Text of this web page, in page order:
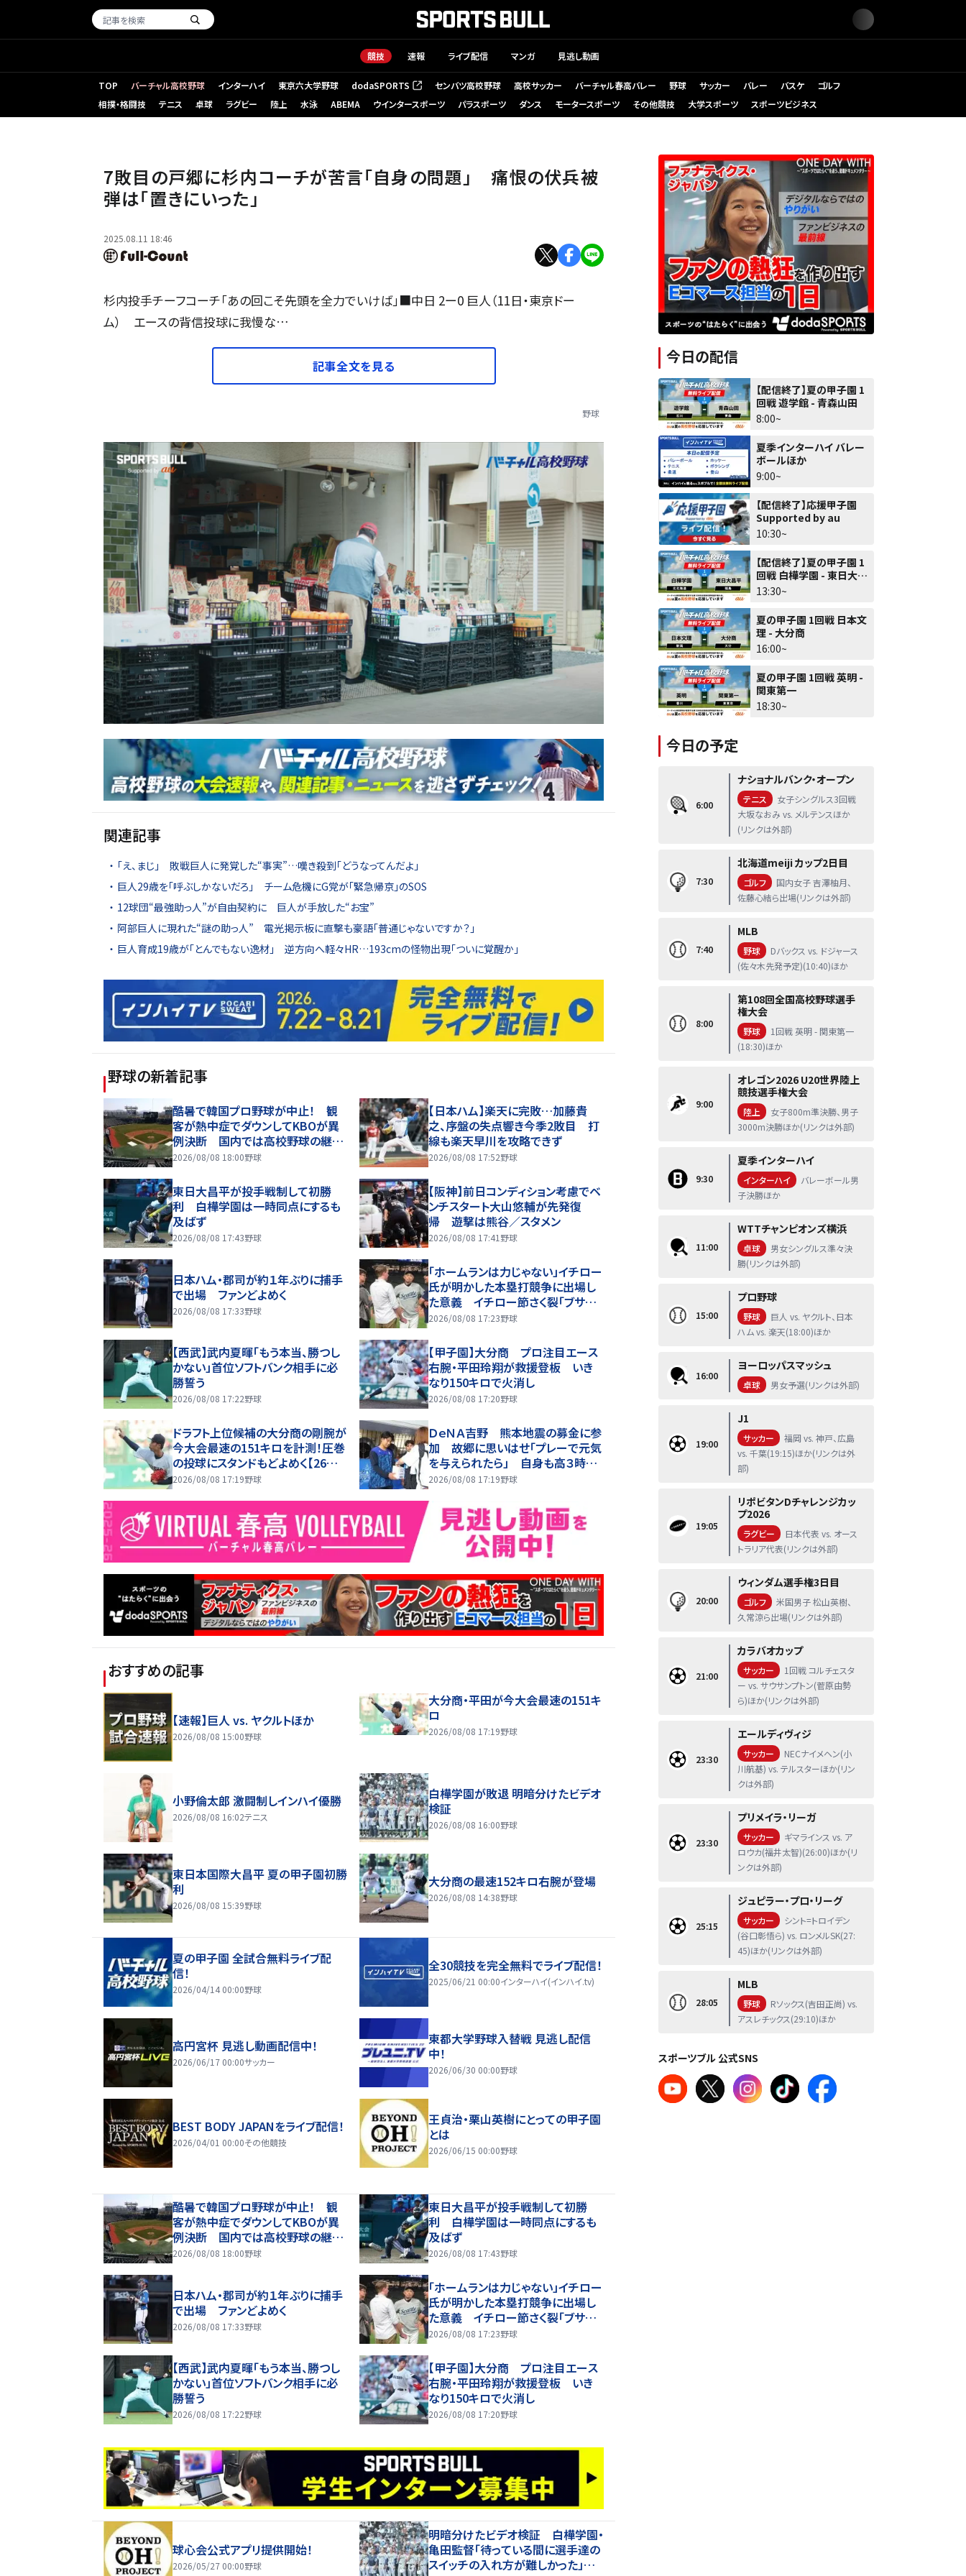
競技 速報 ライブ配信 マンガ 見逃し動画
TOP バーチャル高校野球 インターハイ 東京六大学野球 dodaSPORTS
（新しいタブで開く） センバツ高校野球 高校サッカー バーチャル春高バレー 野球 サッカー バレー バスケ
ゴルフ
相撲・格闘技
テニス 卓球 ラグビー 陸上 水泳 ABEMA ウインタースポーツ パラスポーツ ダンス モータースポーツ その他競技 大学スポーツ スポーツビジネス
7敗目の戸郷に杉内コーチが苦言「自身の問題」 痛恨の伏兵被
弾は「置きにいった」
2025.08.11 18:46
杉内投手チーフコーチ「あの回こそ先頭を全力でいけば」■中日 2ー0 巨人（11日・東京ドー
ム） エースの背信投球に我慢な…
記事全文を見る
野球
関連記事
「え、まじ」 敗戦巨人に発覚した“事実”…嘆き殺到「どうなってんだよ」
巨人29歳を「呼ぶしかないだろ」 チーム危機にG党が「緊急帰京」のSOS
12球団“最強助っ人”が自由契約に 巨人が手放した“お宝”
阿部巨人に現れた“謎の助っ人” 電光掲示板に直撃も豪語「普通じゃないですか？」
巨人育成19歳が「とんでもない逸材」 逆方向へ軽々HR…193cmの怪物出現「ついに覚醒か」
野球の新着記事
酷暑で韓国プロ野球が中止！ 観
客が熱中症でダウンしてKBOが異
例決断 国内では高校野球の継続
に衝撃広まる「学生は休めない」
2026/08/08 18:00野球
【日本ハム】楽天に完敗…加藤貴
之、序盤の失点響き今季2敗目 打
線も楽天早川を攻略できず
2026/08/08 17:52野球
東日大昌平が投手戦制して初勝
利 白樺学園は一時同点にするも
及ばず
2026/08/08 17:43野球
【阪神】前日コンディション考慮でベ
ンチスタート大山悠輔が先発復
帰 遊撃は熊谷／スタメン
2026/08/08 17:41 野球
日本ハム・郡司が約１年ぶりに捕手
で出場 ファンどよめく
2026/08/08 17:33野球
「ホームランは力じゃない」イチロー
氏が明かした本塁打競争に出場し
た意義 イチロー節さく裂「ブサイ
クなホームランじゃダメ」
2026/08/08 17:23野球
【西武】武内夏暉「もう本当、勝つし
かない」首位ソフトバンク相手に必
勝誓う
2026/08/08 17:22野球
【甲子園】大分商 プロ注目エース
右腕・平田玲翔が救援登板 いき
なり150キロで火消し
2026/08/08 17:20野球
ドラフト上位候補の大分商の剛腕が
今大会最速の151キロを計測！圧巻
の投球にスタンドもどよめく【26年
夏甲子園】
2026/08/08 17:19野球
ＤｅＮＡ吉野 熊本地震の募金に参
加 故郷に思いはせ「プレーで元気
を与えられたら」 自身も高３時の
１０年前に被災
2026/08/08 17:19野球
おすすめの記事
【速報】巨人 vs. ヤクルトほか
2026/08/08 15:00野球
大分商・平田が今大会最速の151キ
ロ
2026/08/08 17:19野球
小野倫太郎 激闘制しインハイ優勝
2026/08/08 16:02テニス
白樺学園が敗退 明暗分けたビデオ
検証
2026/08/08 16:00野球
東日本国際大昌平 夏の甲子園初勝
利
2026/08/08 15:39野球
大分商の最速152キロ右腕が登場
2026/08/08 14:38野球
夏の甲子園 全試合無料ライブ配
信！
2026/04/14 00:00野球
全30競技を完全無料でライブ配信！
2025/06/21 00:00インターハイ(インハイ.tv)
高円宮杯 見逃し動画配信中！
2026/06/17 00:00サッカー
東都大学野球入替戦 見逃し配信
中！
2026/06/30 00:00野球
BEST BODY JAPANをライブ配信！
2026/04/01 00:00その他競技
王貞治・栗山英樹にとっての甲子園
とは
2026/06/15 00:00野球
酷暑で韓国プロ野球が中止！ 観
客が熱中症でダウンしてKBOが異
例決断 国内では高校野球の継続
に衝撃広まる「学生は休めない」
2026/08/08 18:00野球
東日大昌平が投手戦制して初勝
利 白樺学園は一時同点にするも
及ばず
2026/08/08 17:43野球
日本ハム・郡司が約１年ぶりに捕手
で出場 ファンどよめく
2026/08/08 17:33野球
「ホームランは力じゃない」イチロー
氏が明かした本塁打競争に出場し
た意義 イチロー節さく裂「ブサイ
クなホームランじゃダメ」
2026/08/08 17:23野球
【西武】武内夏暉「もう本当、勝つし
かない」首位ソフトバンク相手に必
勝誓う
2026/08/08 17:22野球
【甲子園】大分商 プロ注目エース
右腕・平田玲翔が救援登板 いき
なり150キロで火消し
2026/08/08 17:20野球
球心会公式アプリ提供開始！
2026/05/27 00:00野球
明暗分けたビデオ検証 白樺学園・
亀田監督「待っている間に選手達の
スイッチの入れ方が難しかった」
今日の配信
【配信終了】夏の甲子園 1
回戦 遊学館 - 青森山田
8:00~
夏季インターハイ バレー
ボールほか
9:00~
【配信終了】応援甲子園
Supported by au
10:30~
【配信終了】夏の甲子園 1
回戦 白樺学園 - 東日大昌
平
13:30~
夏の甲子園 1回戦 日本文
理 - 大分商
16:00~
夏の甲子園 1回戦 英明 -
関東第一
18:30~
今日の予定
6:00
ナショナルバンク・オープン
テニス
女子シングルス3回戦
大坂なおみ vs. メルテンスほか
(リンクは外部)
7:30
北海道meiji カップ2日目
ゴルフ
国内女子 吉澤柚月、
佐藤心結ら出場(リンクは外部)
7:40
MLB
野球
Dバックス vs. ドジャース
(佐々木先発予定)(10:40)ほか
8:00
第108回全国高校野球選手
権大会
野球
1回戦 英明 - 関東第一
(18:30)ほか
9:00
オレゴン2026 U20世界陸上
競技選手権大会
陸上
女子800m準決勝、男子
3000m決勝ほか(リンクは外部)
9:30
夏季インターハイ
インターハイ
バレーボール男
子決勝ほか
11:00
WTTチャンピオンズ横浜
卓球
男女シングルス準々決
勝(リンクは外部)
15:00
プロ野球
野球
巨人 vs. ヤクルト、日本
ハム vs. 楽天(18:00)ほか
16:00
ヨーロッパスマッシュ
卓球 男女予選(リンクは外部)
19:00
J1
サッカー
福岡 vs. 神戸、広島
vs. 千葉(19:15)ほか(リンクは外
部)
19:05
リポビタンDチャレンジカッ
プ2026
ラグビー
日本代表 vs. オース
トラリア代表(リンクは外部)
20:00
ウィンダム選手権3日目
ゴルフ
米国男子 松山英樹、
久常涼ら出場(リンクは外部)
21:00
カラバオカップ
サッカー
1回戦 コルチェスタ
ー vs. サウサンプトン(菅原由勢
ら)ほか(リンクは外部)
23:30
エールディヴィジ
サッカー
NECナイメヘン(小
川航基) vs. テルスターほか(リン
クは外部)
23:30
プリメイラ・リーガ
サッカー
ギマラインス vs. ア
ロウカ(福井太智)(26:00)ほか(リ
ンクは外部)
25:15
ジュピラー・プロ・リーグ
サッカー
シント=トロイデン
(谷口彰悟ら) vs. ロンメルSK(27:
45)ほか(リンクは外部)
28:05
MLB
野球
Rソックス(吉田正尚) vs.
アスレチックス(29:10)ほか
スポーツブル 公式SNS